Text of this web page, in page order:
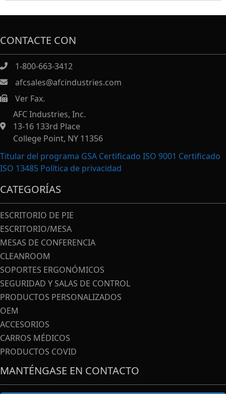
CONTACTE CON
1-800-663-3412
afcsales@afcindustries.com
https://afcindustries.com/contact/#:~:text=Fax
Ver Fax.
AFC Industries, Inc.
13-16 133rd Place
College Point, NY 11356
Titular del programa GSA Certificado ISO 9001 Certificado
ISO 13485 Política de privacidad
CATEGORÍAS
ESCRITORIO DE PIE
ESCRITORIO/MESA
MESAS DE CONFERENCIA
CLEANROOM
SOPORTES ERGONÓMICOS
SEGURIDAD Y SALAS DE CONTROL
PRODUCTOS PERSONALIZADOS
OEM
ACCESORIOS
CARROS MÉDICOS
PRODUCTOS COVID
MANTÉNGASE EN CONTACTO